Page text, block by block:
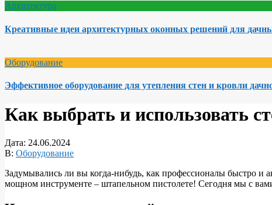
Архитектура
Креативные идеи архитектурных оконных решений для
Оборудование
Эффективное оборудование для утепления стен и кровли
Как выбрать и использовать
Дата: 24.06.2024
В: Оборудование
Задумывались ли вы когда-нибудь, как профессионалы быстро и
мощном инструменте – штапельном пистолете! Сегодня мы с